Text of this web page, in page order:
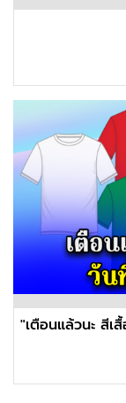
"เตือนแล้วนะ สีเ